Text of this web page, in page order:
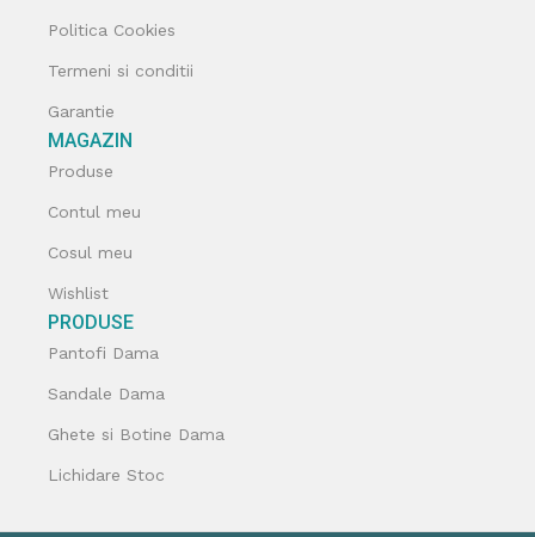
Politica Cookies
Termeni si conditii
Garantie
MAGAZIN
Produse
Contul meu
Cosul meu
Wishlist
PRODUSE
Pantofi Dama
Sandale Dama
Ghete si Botine Dama
Lichidare Stoc